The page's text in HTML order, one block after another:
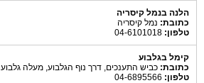
הלנה בנמל קיסריה
כתובת: נמל קיסריה
טלפון:
קימל בגלבוע
כתובת: כביש התענכים, דרך נוף הגלבוע, מעלה גלבוע
טלפון: